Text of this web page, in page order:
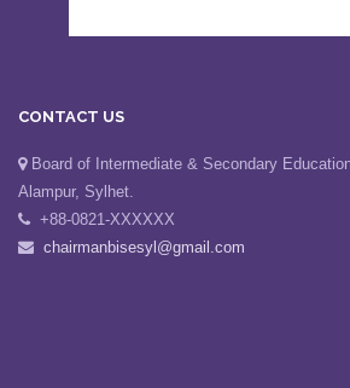
Board of Intermediate & Secondary Education,
Alampur, Sylhet.
+88-0821-XXXXXX